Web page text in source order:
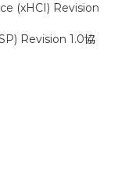
(xHCI) Revision
Revision 1.0協